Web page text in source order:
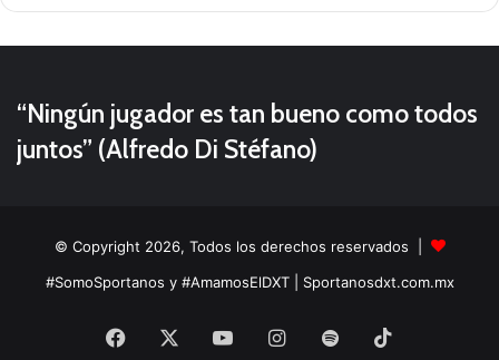
“Ningún jugador es tan bueno como todos
juntos” (Alfredo Di Stéfano)
© Copyright 2026, Todos los derechos reservados |
#SomoSportanos y #AmamosElDXT| Sportanosdxt.com.mx
Facebook YouTubeInstagram
Spotify